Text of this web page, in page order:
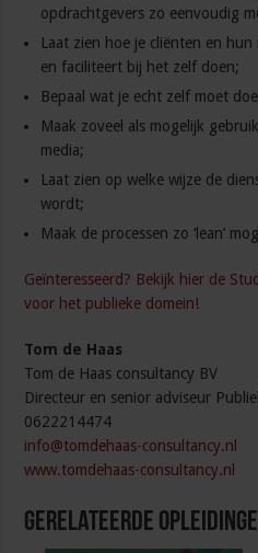
opdrachtgevers zo eenvoudig
Laat zien hoe je cliënten en
en faciliteert bij het zelf doen;
Bepaal wat je echt zelf moet
Maak zoveel als mogelijk
media;
Laat zien op welke wijze de
wordt;
Maak de processen zo ‘lean’
Geïnteresseerd? Bekijk hier de
voor het publieke domein!
Tom de Haas
Tom de Haas consultancy BV
Directeur en senior adviseur
0622214474
info@tomdehaas-consultancy.nl
www.tomdehaas-consultancy.nl
Gerelateerde